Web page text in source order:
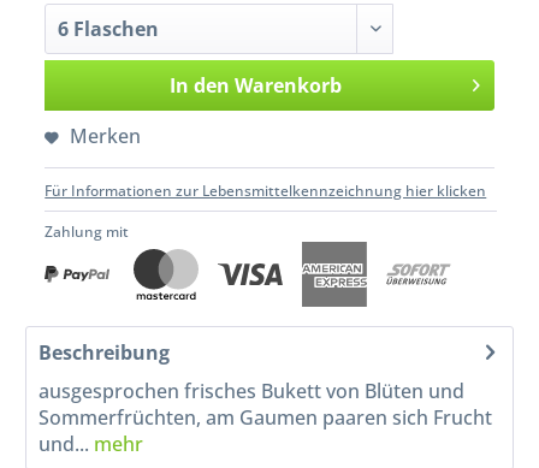
In den Warenkorb
Merken
Für Informationen zur Lebensmittelkennzeichnung hier klicken
Zahlung mit
Beschreibung
ausgesprochen frisches Bukett von Blüten und
Sommerfrüchten, am Gaumen paaren sich Frucht
und... mehr